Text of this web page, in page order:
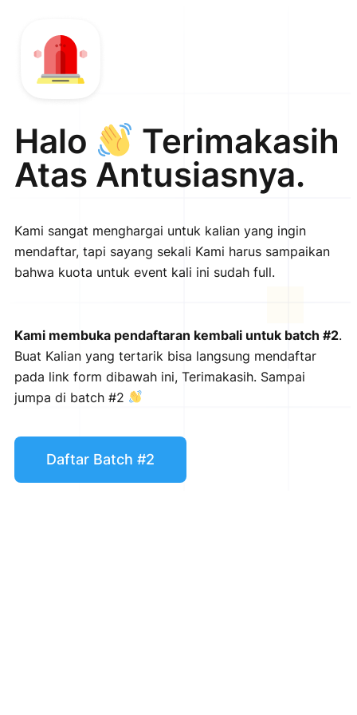
Halo
Terimakasih
Atas Antusiasnya.
Kami sangat menghargai untuk kalian yang ingin
mendaftar, tapi sayang sekali Kami harus sampaikan
bahwa kuota untuk event kali ini sudah full.
Kami membuka pendaftaran kembali untuk batch #2.
Buat Kalian yang tertarik bisa langsung mendaftar
pada link form dibawah ini, Terimakasih. Sampai
jumpa di batch #2
Daftar Batch #2